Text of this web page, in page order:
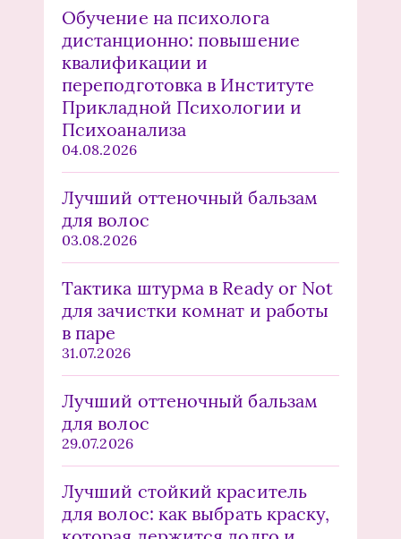
Обучение на психолога
дистанционно: повышение
квалификации и
переподготовка в Институте
Прикладной Психологии и
Психоанализа
04.08.2026
Лучший оттеночный бальзам
для волос
03.08.2026
Тактика штурма в Ready or Not
для зачистки комнат и работы
в паре
31.07.2026
Лучший оттеночный бальзам
для волос
29.07.2026
Лучший стойкий краситель
для волос: как выбрать краску,